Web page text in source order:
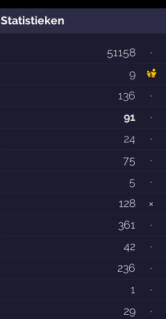
Statistieken
51158 ·
9
136
·
91
·
24
·
75
·
5
·
128
×
361
·
42
·
236
·
1 ·
29
·